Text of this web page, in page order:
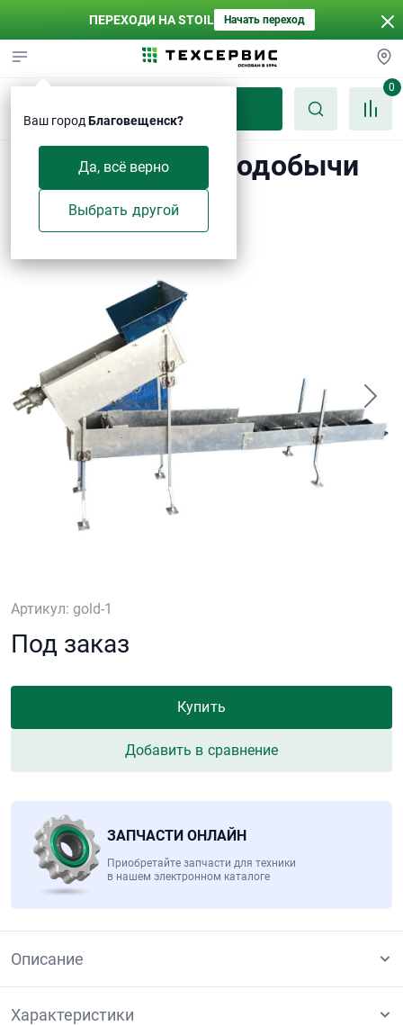
ПЕРЕХОДИ НА STOIL Начать переход
Ваш город Благовещенск?
Да, всё верно
Выбрать другой
0
Шлюз для золотодобычи
Артикул: gold-1
Под заказ
Купить
Добавить в сравнение
ЗАПЧАСТИ ОНЛАЙН
Приобретайте запчасти для техники
в нашем электронном каталоге
Описание
Характеристики